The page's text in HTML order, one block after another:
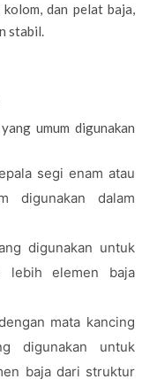
dan pelat baja,
stabil.
umum digunakan
segi enam atau
digunakan dalam
digunakan untuk
lebih elemen baja
mata kancing
digunakan untuk
baja dari struktur